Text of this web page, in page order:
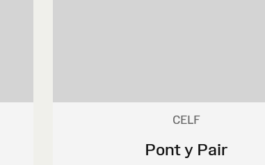
CELF
Pont y Pair